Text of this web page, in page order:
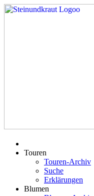
Touren
Touren-Archiv
Suche
Erklärungen
Blumen